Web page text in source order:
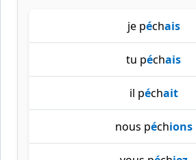
je péchais
tu péchais
il péchait
nous péchions